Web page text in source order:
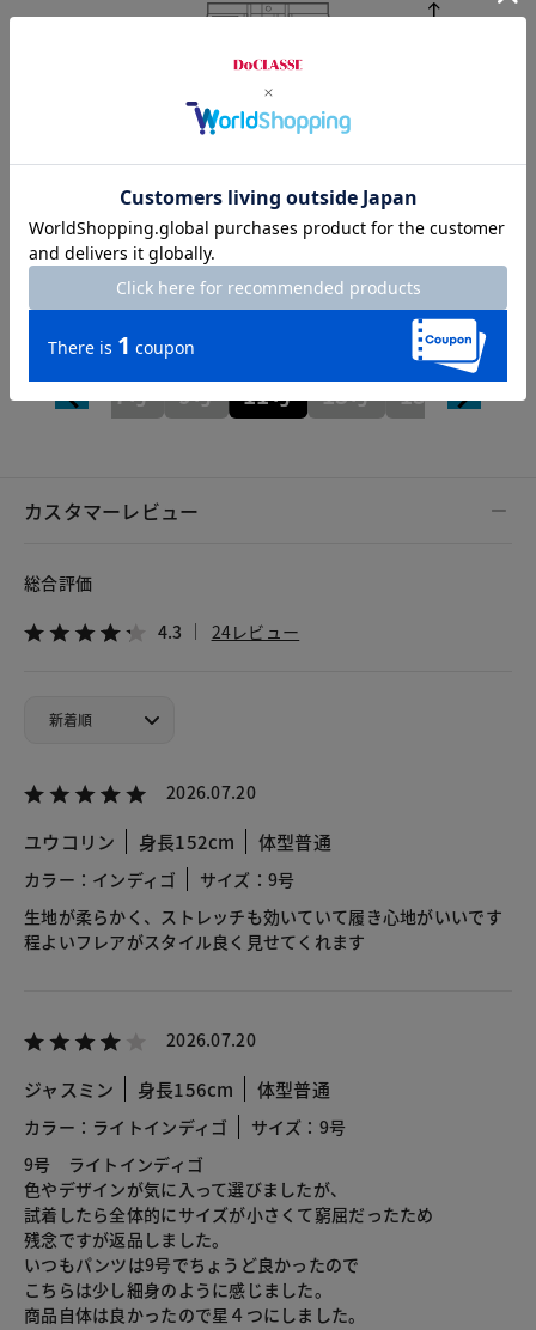
Hem width 25cm
28cm
7号 9号 11号 13号 15号
カスタマーレビュー
総合評価
4.3 24レビュー
2026.07.20
ユウコリン 身長152cm 体型普通
カラー：インディゴ
サイズ：9号
生地が柔らかく、ストレッチも効いていて履き心地がいいです
程よいフレアがスタイル良く見せてくれます
2026.07.20
ジャスミン 身長156cm 体型普通
カラー：ライトインディゴ
サイズ：9号
9号 ライトインディゴ
色やデザインが気に入って選びましたが、
試着したら全体的にサイズが小さくて窮屈だったため
残念ですが返品しました。
いつもパンツは9号でちょうど良かったので
こちらは少し細身のように感じました。
商品自体は良かったので星４つにしました。